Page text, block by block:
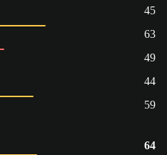
45
63
49
44
59
64